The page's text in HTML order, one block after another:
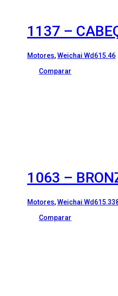
1137 –
Motores,Weichai Wd615.46
Comparar
1063 –
Motores,Weichai
Comparar